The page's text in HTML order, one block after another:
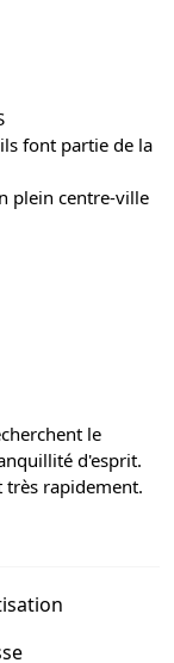
font partie de la
plein centre-ville
le
d'esprit.
très rapidement.